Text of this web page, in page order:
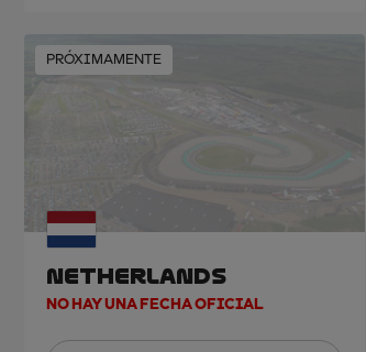
PRÓXIMAMENTE
NETHERLANDS
NO HAY UNA FECHA OFICIAL